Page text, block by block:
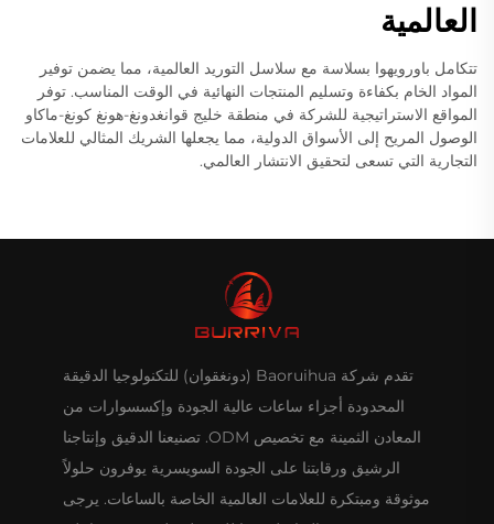
العالمية
تتكامل باورويهوا بسلاسة مع سلاسل التوريد العالمية، مما يضمن توفير
المواد الخام بكفاءة وتسليم المنتجات النهائية في الوقت المناسب. توفر
المواقع الاستراتيجية للشركة في منطقة خليج قوانغدونغ-هونغ كونغ-ماكاو
الوصول المريح إلى الأسواق الدولية، مما يجعلها الشريك المثالي للعلامات
التجارية التي تسعى لتحقيق الانتشار العالمي.
تقدم شركة Baoruihua (دونغقوان) للتكنولوجيا الدقيقة
المحدودة أجزاء ساعات عالية الجودة وإكسسوارات من
المعادن الثمينة مع تخصيص ODM. تصنيعنا الدقيق وإنتاجنا
الرشيق ورقابتنا على الجودة السويسرية يوفرون حلولاً
موثوقة ومبتكرة للعلامات العالمية الخاصة بالساعات. يرجى